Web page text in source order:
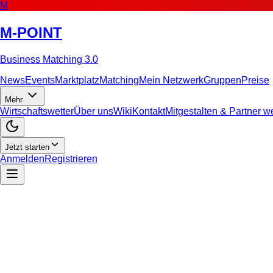
M
M-POINT
Business Matching 3.0
NewsEventsMarktplatzMatchingMein NetzwerkGruppenPreise
Mehr
WirtschaftswetterÜber unsWikiKontaktMitgestalten & Partner
Jetzt starten
AnmeldenRegistrieren